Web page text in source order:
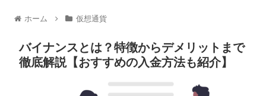
ホーム 仮想通貨
バイナンスとは？特徴からデメリットまで
徹底解説【おすすめの入金方法も紹介】